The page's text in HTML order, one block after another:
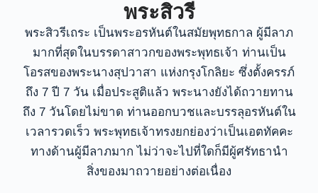
พระสิวรี
พระสิวรีเถระ เป็นพระอรหันต์ในสมัยพุทธกาล ผู้มีลาภ
มากที่สุดในบรรดาสาวกของพระพุทธเจ้า ท่านเป็น
โอรสของพระนางสุปวาสา แห่งกรุงโกลิยะ ซึ่งตั้งครรภ์
ถึง 7 ปี 7 วัน เมื่อประสูติแล้ว พระนางยังได้ถวายทาน
ถึง 7 วันโดยไม่ขาด ท่านออกบวชและบรรลุอรหันต์ใน
เวลารวดเร็ว พระพุทธเจ้าทรงยกย่องว่าเป็นเอตทัคคะ
ทางด้านผู้มีลาภมาก ไม่ว่าจะไปที่ใดก็มีผู้ศรัทธานำ
สิ่งของมาถวายอย่างต่อเนื่อง